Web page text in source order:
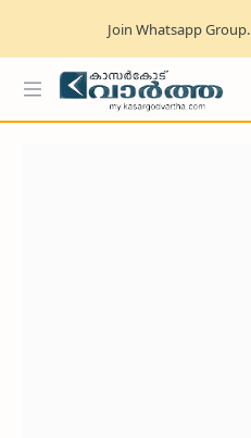
Join Whatsapp Group.